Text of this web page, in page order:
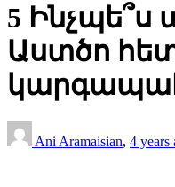
5 Ինչպե՞ս
Աստծո
Ani Aramaisian, 4 years